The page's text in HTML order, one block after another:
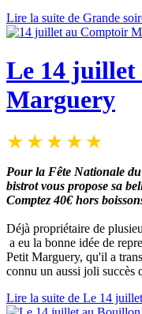
Lire la suite de Grande
Le 14
Marguery
Pour la Fête Nationale du
bistrot vous propose sa
Comptez 40€ hors
Déjà propriétaire de
a eu la bonne idée de
Petit Marguery, qu'il a
connu un aussi joli succès
Lire la suite de Le 14